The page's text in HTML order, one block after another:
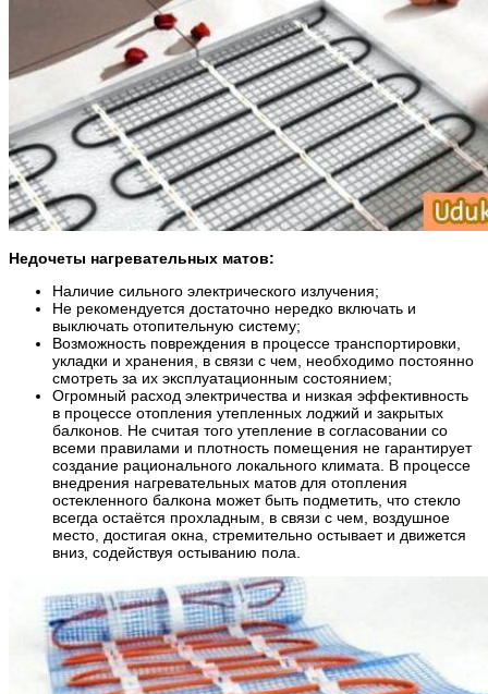
Недочеты нагревательных матов:
Наличие сильного электрического излучения;
Не рекомендуется достаточно нередко включать и
выключать отопительную систему;
Возможность повреждения в процессе транспортировки,
укладки и хранения, в связи с чем, необходимо постоянно
смотреть за их эксплуатационным состоянием;
Огромный расход электричества и низкая эффективность
в процессе отопления утепленных лоджий и закрытых
балконов. Не считая того утепление в согласовании со
всеми правилами и плотность помещения не гарантирует
создание рационального локального климата. В процессе
внедрения нагревательных матов для отопления
остекленного балкона может быть подметить, что стекло
всегда остаётся прохладным, в связи с чем, воздушное
место, достигая окна, стремительно остывает и движется
вниз, содействуя остыванию пола.